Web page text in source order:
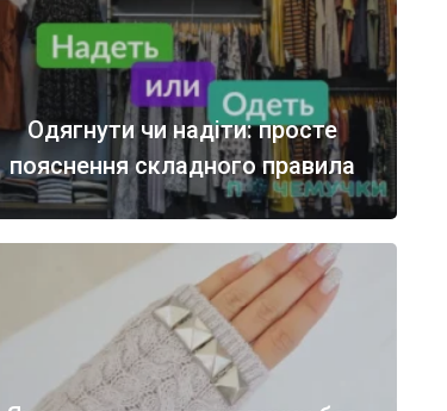
Одягнути чи надіти: просте
пояснення складного правила